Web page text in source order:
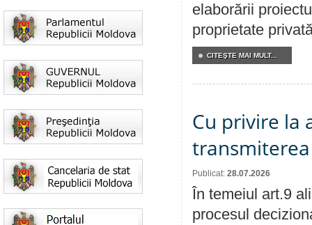
elaborării
proprietate
CITEŞTE MAI MULT...
Cu privire la
Publicat: 28.07.2026
În temeiul art.9
procesul